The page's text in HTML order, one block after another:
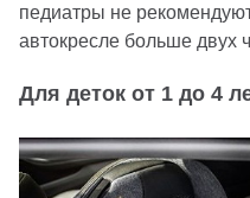
педиатры не
автокресле больше двух
Для деток от 1 до 4